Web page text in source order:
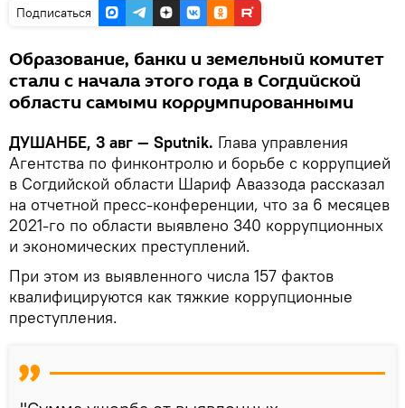
Подписаться
Образование, банки и земельный комитет
стали с начала этого года в Согдийской
области самыми коррумпированными
ДУШАНБЕ, 3 авг — Sputnik. Глава управления
Агентства по финконтролю и борьбе с коррупцией
в Согдийской области Шариф Аваззода рассказал
на отчетной пресс-конференции, что за 6 месяцев
2021-го по области выявлено 340 коррупционных
и экономических преступлений.
При этом из выявленного числа 157 фактов
квалифицируются как тяжкие коррупционные
преступления.